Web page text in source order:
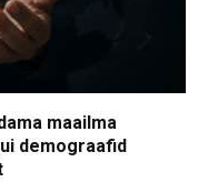
maailma
demograafid